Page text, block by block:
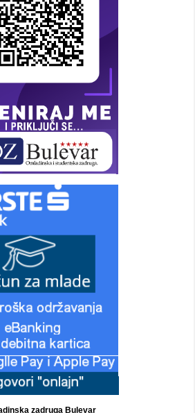
zadruga Bulevar